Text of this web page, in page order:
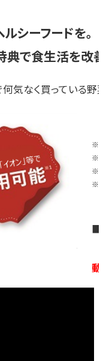
シーフードを。
で食生活を改善
気なく買っている野菜
※１
※２
※３
※４
動